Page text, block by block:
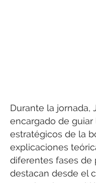
Durante la jornada,
encargado de
estratégicos de la
explicaciones
diferentes fases de
destacan desde el